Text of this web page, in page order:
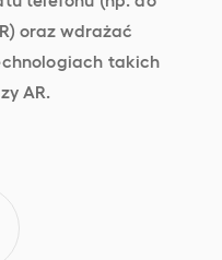
oraz wdrażać
takich
AR.